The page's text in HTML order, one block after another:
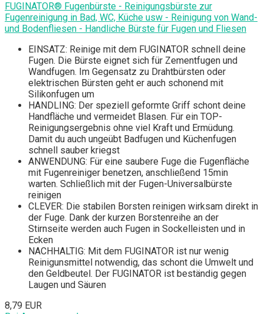
FUGINATOR® Fugenbürste - Reinigungsbürste zur
Fugenreinigung in Bad, WC, Küche usw - Reinigung von Wand-
und Bodenfliesen - Handliche Bürste für Fugen und Fliesen
EINSATZ: Reinige mit dem FUGINATOR schnell deine
Fugen. Die Bürste eignet sich für Zementfugen und
Wandfugen. Im Gegensatz zu Drahtbürsten oder
elektrischen Bürsten geht er auch schonend mit
Silikonfugen um
HANDLING: Der speziell geformte Griff schont deine
Handfläche und vermeidet Blasen. Für ein TOP-
Reinigungsergebnis ohne viel Kraft und Ermüdung.
Damit du auch ungeübt Badfugen und Küchenfugen
schnell sauber kriegst
ANWENDUNG: Für eine saubere Fuge die Fugenfläche
mit Fugenreiniger benetzen, anschließend 15min
warten. Schließlich mit der Fugen-Universalbürste
reinigen
CLEVER: Die stabilen Borsten reinigen wirksam direkt in
der Fuge. Dank der kurzen Borstenreihe an der
Stirnseite werden auch Fugen in Sockelleisten und in
Ecken
NACHHALTIG: Mit dem FUGINATOR ist nur wenig
Reinigunsmittel notwendig, das schont die Umwelt und
den Geldbeutel. Der FUGINATOR ist beständig gegen
Laugen und Säuren
8,79 EUR